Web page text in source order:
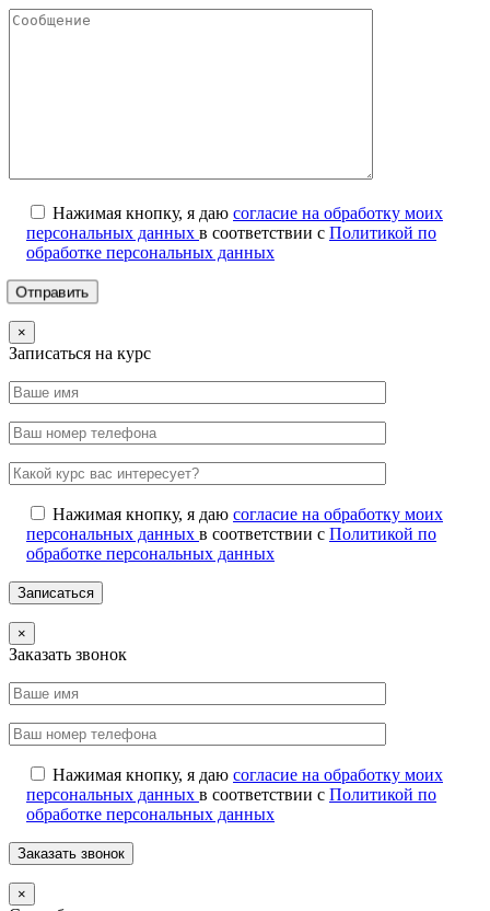
Нажимая кнопку, я даю согласие на обработку моих
персональных данных в соответствии с Политикой по
обработке персональных данных
×
Записаться на курс
Нажимая кнопку, я даю согласие на обработку моих
персональных данных в соответствии с Политикой по
обработке персональных данных
×
Заказать звонок
Нажимая кнопку, я даю согласие на обработку моих
персональных данных в соответствии с Политикой по
обработке персональных данных
×